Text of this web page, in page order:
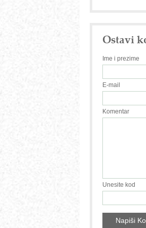
Ostavi
Ime i prezime
E-mail
Komentar
Unesite kod